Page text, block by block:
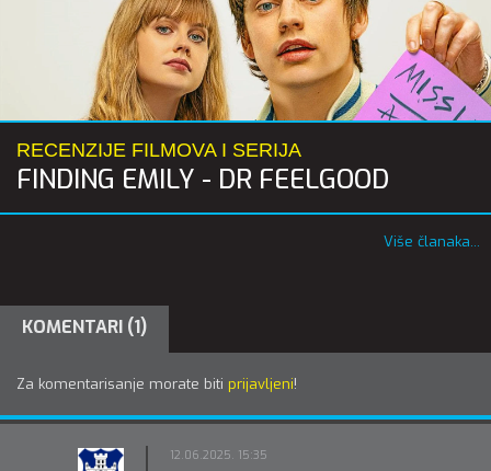
RECENZIJE FILMOVA I SERIJA
FINDING EMILY - DR FEELGOOD
Više članaka...
KOMENTARI (1)
Za komentarisanje morate biti prijavljeni!
12.06.2025. 15:35